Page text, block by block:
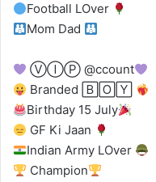
Football LOver
Mom Dad
ⓋⒾⓅ @ccount
Branded 🄱🄾🅈
Birthday 15 July
GF Ki Jaan
Indian Army LOver
Champion